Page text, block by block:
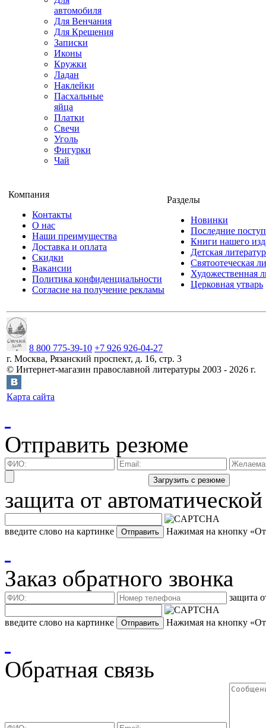
автомобиля
Для Венчания
Для Крещения
Записки
Иконы
Кружки
Ладан
Наклейки
Пасхальные
яйца
Платки
Свечи
Уголь
Фигурки
Чай
Компания
Контакты
О нас
Наши преимущества
Доставка и оплата
Скидки
Вакансии
Политика конфиденциальности
Согласие на получение рекламы
Разделы
Новинки
Последние
Книги нашего
Детская
Святоотеческая
Художественная
Церковная утварь
8 800 775-39-10 +7 926 926-04-27
г. Москва, Рязанский проспект, д. 16, стр. 3
© Интернет-магазин православной литературы 2003 - 2026 г.
Карта сайта
Отправить резюме
защита от
введите слово на картинке Нажимая на кнопку
Заказ обратного звонка
защита
введите слово на картинке Нажимая на кнопку
Обратная связь